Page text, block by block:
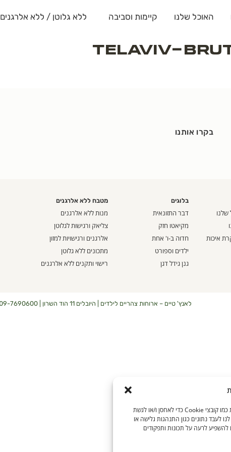
כדי לספק חוויית משתמש מיטבית, אנו משתמשים בטכנולוגיות כמו קובצי Cookie כדי לאחסן ו/או לגשת
לעבד נתונים כגון התנהגות גלישה או
להשפיע לרעה על תכונות ותפקודים
האוכל שלנו קיימות וסביבה ללא גלוטן / ללא אלרגנים
TelAviv-
בקרו אותנו
שלנו
איכות
בלוגים
דבר התזונאית
מקיאטו חזק
חדוה ב-ו' אחת
ילדים וספורט
גנן גידל דגן
מטבח ללא אלרגנים
מנות ללא אלרגנים
צליאק ורגישות לגלוטן
אלרגנים ורגישויות למזון
מתכונים ללא גלוטן
רישוי ותקנים ללא אלרגנים
לאנץ' טיים – ארוחות צהריים לילדים | היובלים 11 הוד השרון | 09-7690600 |